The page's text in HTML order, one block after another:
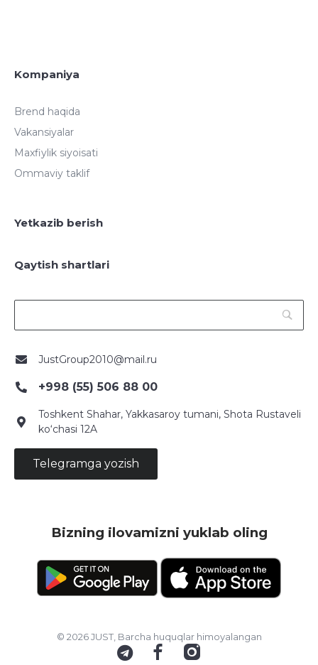
Kompaniya
Brend haqida
Vakansiyalar
Maxfiylik siyoisati
Ommaviy taklif
Yetkazib berish
Qaytish shartlari
JustGroup2010@mail.ru
+998 (55) 506 88 00
Toshkent Shahar, Yakkasaroy tumani, Shota Rustaveli
ko‘chasi 12A
Telegramga yozish
Bizning ilovamizni yuklab oling
© 2026 JUST, Barcha huquqlar himoyalangan